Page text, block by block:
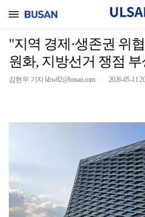
"지역 경제·생존권 위
원화, 지방선거 쟁점 부
김현우 기자 khw82@busan.com 2026-05-11